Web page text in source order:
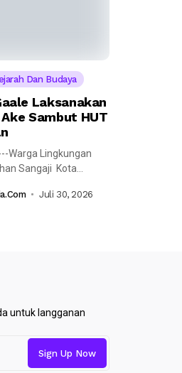
Dan Budaya
Laksanakan
Sambut HUT
Warga Lingkungan
Sangaji Kota
Juli 30, 2026
untuk langganan